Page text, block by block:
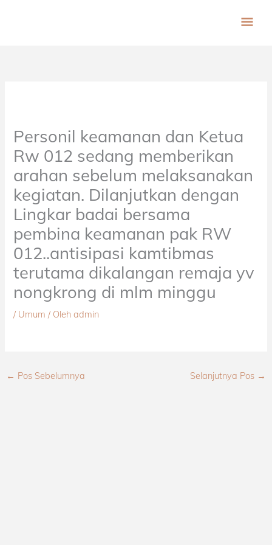
Personil keamanan dan Ketua
Rw 012 sedang memberikan
arahan sebelum melaksanakan
kegiatan. Dilanjutkan dengan
Lingkar badai bersama
pembina keamanan pak RW
012..antisipasi kamtibmas
terutama dikalangan remaja yv
nongkrong di mlm minggu
/ Umum / Olehadmin
← Pos Sebelumnya Selanjutnya Pos →